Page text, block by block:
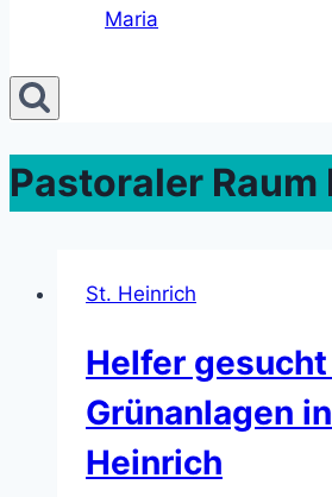
Maria
Pastoraler Raum
St. Heinrich
Helfer
Grünanlagen
Heinrich